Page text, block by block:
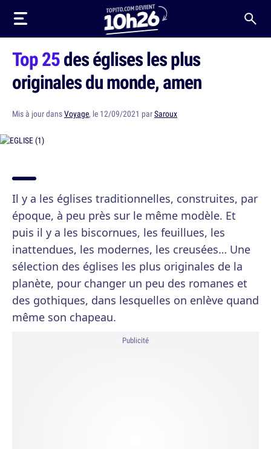
Top 25des églises les plus
originales du monde, amen
Mis à jour dansVoyage, le 12/09/2021 parSaroux
Il y a les églises traditionnelles, construites, par
époque, à peu près sur le même modèle. Et
puis il y a les biscornues, les feuillues, les
inattendues, les modernes, les creusées… Une
sélection des églises les plus originales de la
planète, pour changer un peu des romanes et
des gothiques, dans lesquelles on enlève quand
même son chapeau.
Publicité